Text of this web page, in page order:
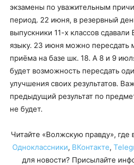
экзамены по уважительным
период. 22 июня, в резервный
выпускники 11-х классов
языку. 23 июня можно пересдать
приёма на базе шк. 18. А 8 и 9
будет возможность пересдать
улучшения своих результатов.
предыдущий результат по
не будет.
Читайте «Волжскую правду», где
Одноклассники, ВКонтакте,
для новости? Присылайте